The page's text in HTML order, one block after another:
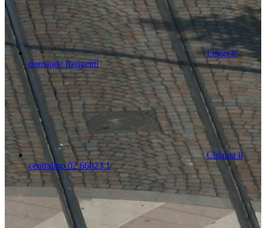
Leggi le
domande frequenti
Chiama il
centralino 02 66023 1